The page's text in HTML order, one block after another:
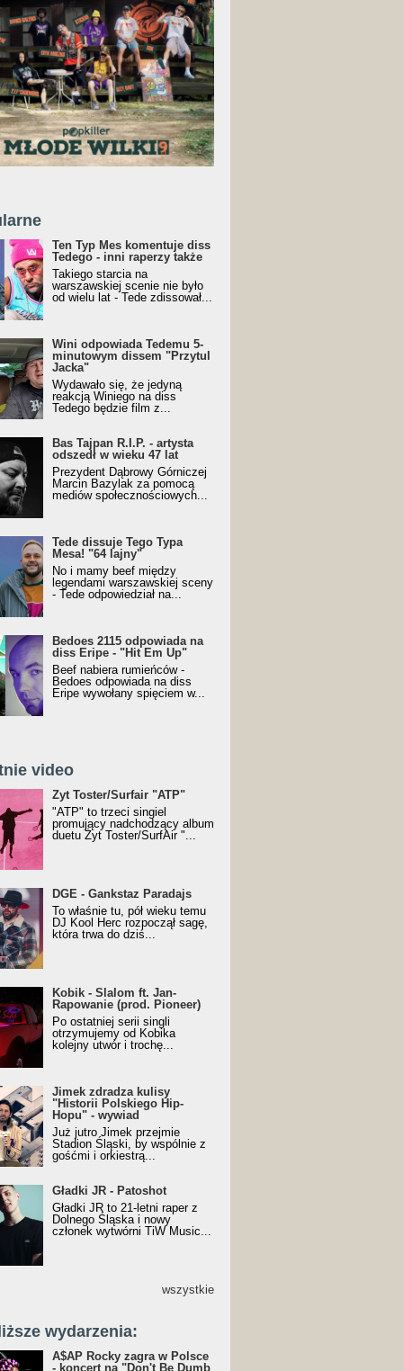
Ten Typ Mes komentuje diss
Tedego - inni raperzy także
Takiego starcia na
warszawskiej scenie nie było
od wielu lat - Tede zdissował...
Wini odpowiada Tedemu 5-
minutowym dissem "Przytul
Jacka"
Wydawało się, że jedyną
reakcją Winiego na diss
Tedego będzie film z...
Bas Tajpan R.I.P. - artysta
odszedł w wieku 47 lat
Prezydent Dąbrowy Górniczej
Marcin Bazylak za pomocą
mediów społecznościowych...
Tede dissuje Tego Typa
Mesa! "64 lajny"
No i mamy beef między
legendami warszawskiej sceny
- Tede odpowiedział na...
Bedoes 2115 odpowiada na
diss Eripe - "Hit Em Up"
Beef nabiera rumieńców -
Bedoes odpowiada na diss
Eripe wywołany spięciem w...
video
SurfAir - ATP VIDEO
Żyt Toster/Surfair "ATP"
"ATP" to trzeci singiel
promujący nadchodzący album
duetu Żyt Toster/SurfAir "...
z nagrodą za
Trueschoolowy
Roku (Popkillery 2023)
DGE - Gankstaz Paradajs
To właśnie tu, pół wieku temu
DJ Kool Herc rozpoczął sagę,
która trwa do dziś...
- Slalom ft. Jan-
(prod. Pioneer)
Music Visualiser]
Kobik - Slalom ft. Jan-
Rapowanie (prod. Pioneer)
Po ostatniej serii singli
otrzymujemy od Kobika
kolejny utwór i trochę...
zdradza kulisy "Historii
Hip-Hopu" - wywiad
Jimek zdradza kulisy
"Historii Polskiego Hip-
Hopu" - wywiad
Już jutro Jimek przejmie
Stadion Śląski, by wspólnie z
gośćmi i orkiestrą...
JR - Patoshot
Gładki JR - Patoshot
Gładki JR to 21-letni raper z
Dolnego Śląska i nowy
członek wytwórni TiW Music...
wszystkie
wydarzenia:
A$AP Rocky zagra w Polsce
- koncert na "Don't Be Dumb